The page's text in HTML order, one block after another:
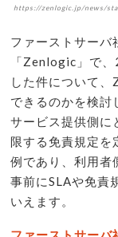
https://zenlogic.jp/news/
ファーストサーバ
「Zenlogic」で
した件について
できるのかを検討
サービス提供側に
限する免責規定を
例であり、利用者
事前にSLAや免責
いえます。